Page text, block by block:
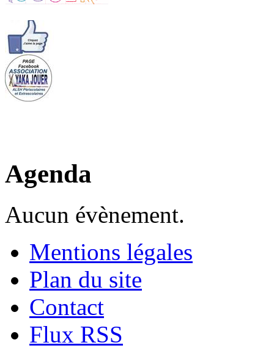
Agenda
Aucun évènement.
Mentions légales
Plan du site
Contact
Flux RSS